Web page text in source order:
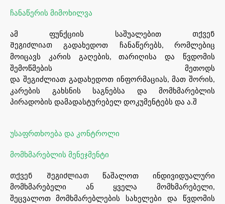
ჩანაწერის მიმოხილვა
ამ ფუნქციის საშუალებით
თქვენ
შეგიძლიათ
გადახედოთ ჩანაწერებს,რომლებიც
მოიცავს
კარის გაღების,თარიღისა და
წვდომის
შემოწმების
მეთოდს
და შეგიძლიათ გადახედოთ ინფორმაციას, მათ შორის,
კარების გახსნის საგნებსა და
მომხმარებლის
პირადობის დამადასტურებელ დოკუმენტებს და ა.შ
უსაფრთხოება და კონტროლი
მომხმარებლის მენეჯმენტი
თქვენ შეგიძლიათ წაშალოთ
ინდივიდუალური
მომხმარებელი
ან ყველა მომხმარებელი,
შეცვალოთ მომხმარებლების სახელები და
წვდომის